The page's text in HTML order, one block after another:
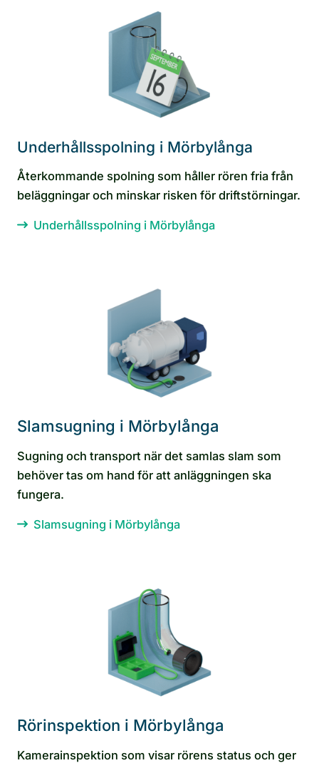
Underhållsspolning i Mörbylånga
Återkommande spolning som håller rören fria från
beläggningar och minskar risken för driftstörningar.
Underhållsspolning i Mörbylånga
Slamsugning i Mörbylånga
Sugning och transport när det samlas slam som
behöver tas om hand för att anläggningen ska
fungera.
Slamsugning i Mörbylånga
Rörinspektion i Mörbylånga
Kamerainspektion som visar rörens status och ger